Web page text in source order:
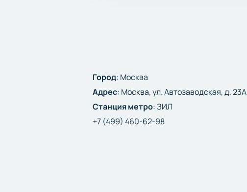
Город: Москва
Адрес: Москва, ул. Автозаводская, д. 23А
Станция метро:ЗИЛ
+7 (499) 460-62-98